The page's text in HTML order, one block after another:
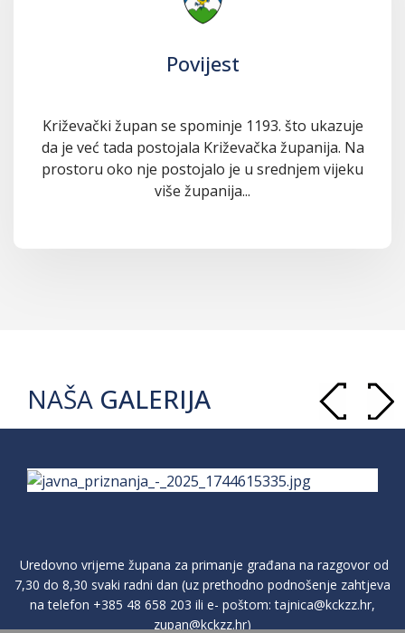
Povijest
Križevački župan se spominje 1193. što ukazuje
da je već tada postojala Križevačka županija. Na
prostoru oko nje postojalo je u srednjem vijeku
više županija...
NAŠA GALERIJA
Uredovno vrijeme župana za primanje građana na razgovor od
7,30 do 8,30 svaki radni dan (uz prethodno podnošenje zahtjeva
+385 48 658 203ili e- poštom: